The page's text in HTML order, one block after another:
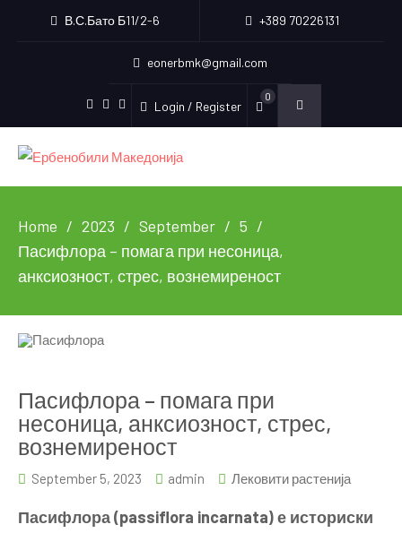
В.С.Бато Б11/2-6 +389 70226131
eonerbmk@gmail.com
Instagram
Youtube
Login / Register
0
Home 2023 September
5
Пасифлора – помага при несоница,
анксиозност, стрес, вознемиреност
Пасифлора – помага при
несоница, анксиозност, стрес,
вознемиреност
September 5, 2023 admin Лековити растенија
Пасифлора (passiflora incarnata) е историски